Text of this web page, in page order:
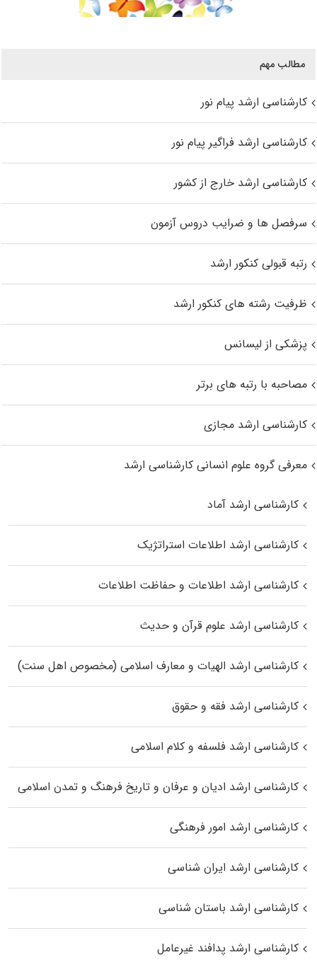
مطالب مهم
کارشناسی ارشد پیام نور
کارشناسی ارشد فراگیر پیام نور
کارشناسی ارشد خارج از کشور
سرفصل ها و ضرایب دروس آزمون
رتبه قبولی کنکور ارشد
ظرفیت رشته های کنکور ارشد
پزشکی از لیسانس
مصاحبه با رتبه های برتر
کارشناسی ارشد مجازی
معرفی گروه علوم انسانی کارشناسی ارشد
کارشناسی ارشد آماد
کارشناسی ارشد اطلاعات استراتژیک
کارشناسی ارشد اطلاعات و حفاظت اطلاعات
کارشناسی ارشد علوم قرآن و حدیث
کارشناسی ارشد الهیات و معارف اسلامی (مخصوص اهل سنت)
کارشناسی ارشد فقه و حقوق
کارشناسی ارشد فلسفه و کلام اسلامی
کارشناسی ارشد ادیان و عرفان و تاریخ فرهنگ و تمدن اسلامی
کارشناسی ارشد امور فرهنگی
کارشناسی ارشد ایران شناسی
کارشناسی ارشد باستان شناسی
کارشناسی ارشد پدافند غیرعامل